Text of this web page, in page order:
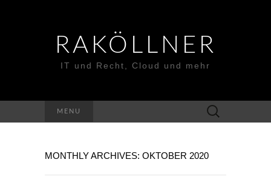
RAKÖLLNER
IT und Recht, Cloud und mehr
MENU
Suchen
nach:
MONTHLY ARCHIVES: OKTOBER 2020